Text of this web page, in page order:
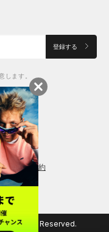
登録する
します。
会員規約
All Rights Reserved.